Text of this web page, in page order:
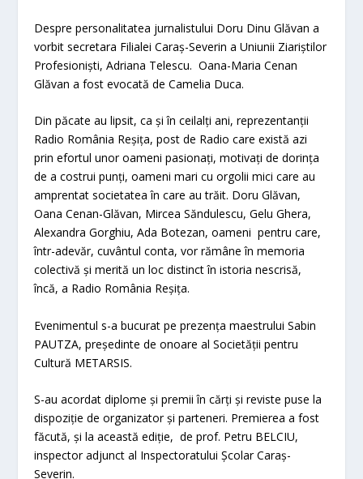
Despre personalitatea jurnalistului Doru Dinu Glăvan a
vorbit secretara Filialei Caraș-Severin a Uniunii Ziariștilor
Profesioniști, Adriana Telescu. Oana-Maria Cenan
Glăvan a fost evocată de Camelia Duca.
Din păcate au lipsit, ca și în ceilalți ani, reprezentanții
Radio România Reșița, post de Radio care există azi
prin efortul unor oameni pasionați, motivați de dorința
de a costrui punți, oameni mari cu orgolii mici care au
amprentat societatea în care au trăit. Doru Glăvan,
Oana Cenan-Glăvan, Mircea Săndulescu, Gelu Ghera,
Alexandra Gorghiu, Ada Botezan, oameni pentru care,
într-adevăr, cuvântul conta, vor rămâne în memoria
colectivă și merită un loc distinct în istoria nescrisă,
încă, a Radio România Reșița.
Evenimentul s-a bucurat pe prezența maestrului Sabin
PAUTZA, președinte de onoare al Societății pentru
Cultură METARSIS.
S-au acordat diplome și premii în cărți și reviste puse la
dispoziție de organizator și parteneri. Premierea a fost
făcută, și la această ediție, de prof. Petru BELCIU,
inspector adjunct al Inspectoratului Școlar Caraș-
Severin.